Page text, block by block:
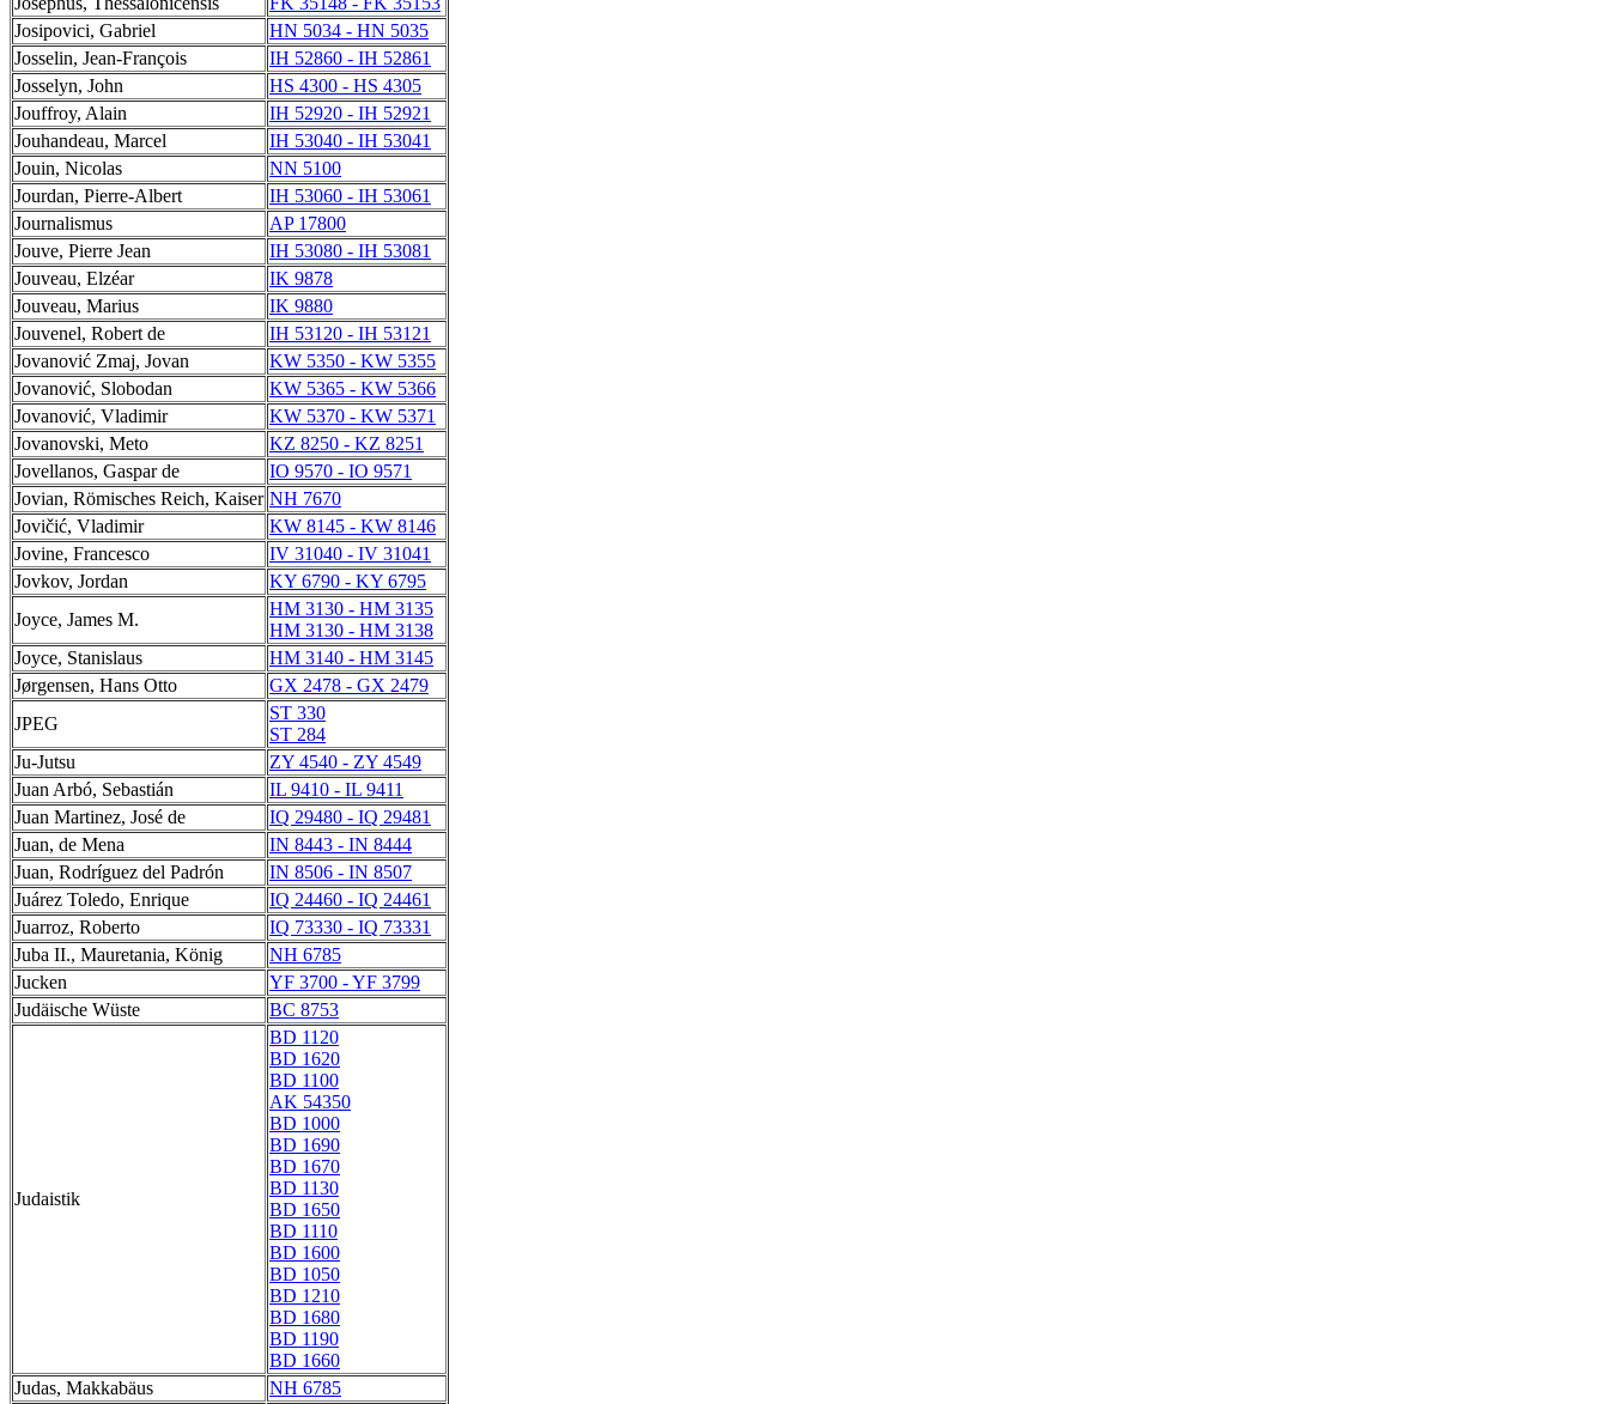
Josipovici, Gabriel
HN 5034 - HN 5035
Josselin, Jean-François
IH 52860 - IH 52861
Josselyn, John
HS 4300 - HS 4305
Jouffroy, Alain
IH 52920 - IH 52921
Jouhandeau, Marcel
IH 53040 - IH 53041
Jouin, Nicolas
NN 5100
Jourdan, Pierre-Albert
IH 53060 - IH 53061
Journalismus
AP 17800
Jouve, Pierre Jean
IH 53080 - IH 53081
Jouveau, Elzéar
IK 9878
Jouveau, Marius
IK 9880
Jouvenel, Robert de
IH 53120 - IH 53121
Jovanović Zmaj, Jovan
KW 5350 - KW 5355
Jovanović, Slobodan
KW 5365 - KW 5366
Jovanović, Vladimir
KW 5370 - KW 5371
Jovanovski, Meto
KZ 8250 - KZ 8251
Jovellanos, Gaspar de
IO 9570 - IO 9571
Jovian, Römisches Reich, Kaiser NH 7670
Jovičić, Vladimir
KW 8145 - KW 8146
Jovine, Francesco
IV 31040 - IV 31041
Jovkov, Jordan
KY 6790 - KY 6795
Joyce, James M.
HM 3130 - HM 3135
HM 3130 - HM 3138
Joyce, Stanislaus
HM 3140 - HM 3145
Jørgensen, Hans Otto
GX 2478 - GX 2479
JPEG
ST 330
ST 284
Ju-Jutsu
ZY 4540 - ZY 4549
Juan Arbó, Sebastián
IL 9410 - IL 9411
Juan Martinez, José de
IQ 29480 - IQ 29481
Juan, de Mena
IN 8443 - IN 8444
Juan, Rodríguez del Padrón
IN 8506 - IN 8507
Juárez Toledo, Enrique
IQ 24460 - IQ 24461
Juarroz, Roberto
IQ 73330 - IQ 73331
Juba II., Mauretania, König
NH 6785
Jucken
YF 3700 - YF 3799
Judäische Wüste
BC 8753
Judaistik
BD 1120
BD 1620
BD 1100
AK 54350
BD 1000
BD 1690
BD 1670
BD 1130
BD 1650
BD 1110
BD 1600
BD 1050
BD 1210
BD 1680
BD 1190
BD 1660
Judas, Makkabäus
NH 6785